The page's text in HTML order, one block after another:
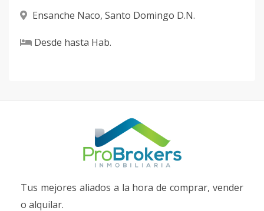
Ensanche Naco, Santo Domingo D.N.
Desde hasta Hab.
Tus mejores aliados a la hora de comprar, vender
o alquilar.